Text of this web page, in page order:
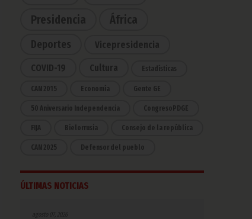
Presidencia
África
Deportes Vicepresidencia
COVID-19 Cultura Estadísticas
CAN 2015 Economía Gente GE
50 Aniversario Independencia CongresoPDGE
FIJA Bielorrusia Consejo de la república
CAN 2025 Defensor del pueblo
ÚLTIMAS NOTICIAS
agosto 07, 2026